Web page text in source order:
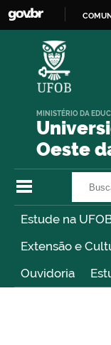
Oeste
MINISTÉRIO DA
Estude na
Extensão e
Ouvidoria